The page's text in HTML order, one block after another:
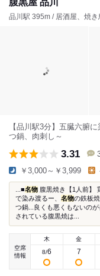
腹黒屋 品川
品川駅 395m / 居酒屋、焼
【品川駅3分】五臓六腑
つ鍋、肉刺し～
3.31
￥3,000～￥3,999
...■名物 腹黒焼き【1人前】
で染み渡るー、 名物の鉄板
つ鍋...良くも悪くもないの
されている腹黒焼は...
空席
情報
木
8/6
金
7